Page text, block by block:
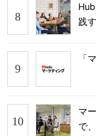
践
「
マ
で